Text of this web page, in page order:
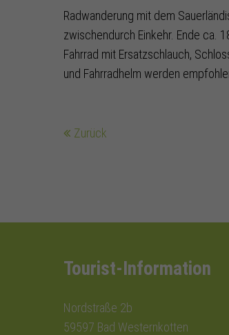
Radwanderung mit dem
zwischendurch Einkehr. Ende ca.
Fahrrad mit Ersatzschlauch,
und Fahrradhelm werden
Zurück
Tourist-Information
Nordstraße 2b
59597 Bad Westernkotten